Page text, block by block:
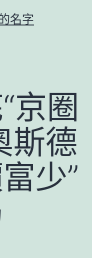
名字
京圈
斯德
少”